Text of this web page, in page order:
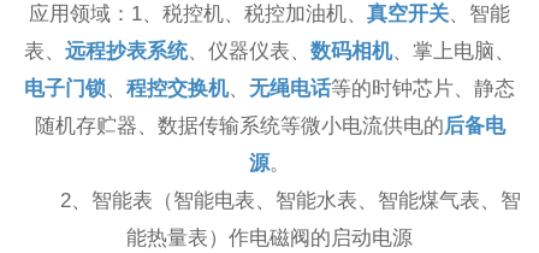
应用领域：1、税控机、税控加油机、 真空开关 、智能
表、 远程抄表系统、仪器仪表、 数码相机、掌上电脑、
电子门锁
程控交换机、 无绳电话等的时钟芯片、静态
随机存贮器、数据传输系统等微小电流供电的后备电
源。
2、智能表（智能电表、智能水表、智能煤气表、智
能热量表）作电磁阀的启动电源